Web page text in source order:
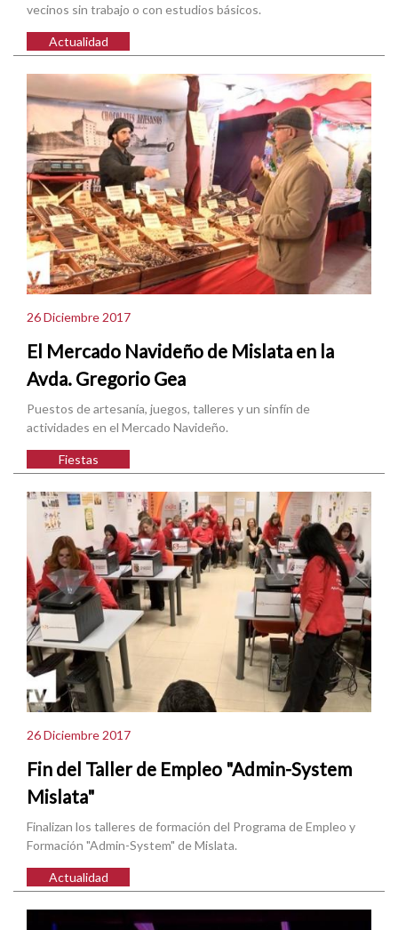
vecinos sin trabajo o con estudios básicos.
Actualidad
26 Diciembre 2017
El Mercado Navideño de Mislata en la
Avda. Gregorio Gea
Puestos de artesanía, juegos, talleres y un sinfín de
actividades en el Mercado Navideño.
Fiestas
26 Diciembre 2017
Fin del Taller de Empleo "Admin-System
Mislata"
Finalizan los talleres de formación del Programa de Empleo y
Formación "Admin-System" de Mislata.
Actualidad